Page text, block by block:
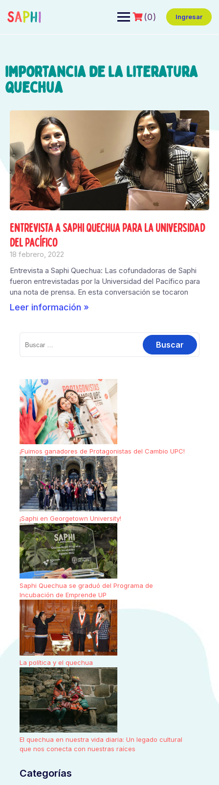
(0) Ingresar
importancia de la literatura
quechua
Entrevista a Saphi Quechua para la Universidad
del Pacífico
18 febrero, 2022
Entrevista a Saphi Quechua: Las cofundadoras de Saphi
fueron entrevistadas por la Universidad del Pacífico para
una nota de prensa. En esta conversación se tocaron
Leer información »
¡Fuimos ganadores de Protagonistas del Cambio UPC!
¡Saphi en Georgetown University!
Saphi Quechua se graduó del Programa de
Incubación de Emprende UP
La política y el quechua
El quechua en nuestra vida diaria: Un legado cultural
que nos conecta con nuestras raíces
Categorías